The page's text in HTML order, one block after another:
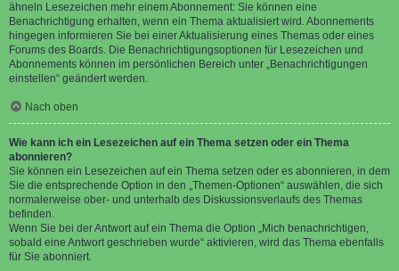
ähneln Lesezeichen mehr einem Abonnement: Sie können eine
Benachrichtigung erhalten, wenn ein Thema aktualisiert wird. Abonnements
hingegen informieren Sie bei einer Aktualisierung eines Themas oder eines
Forums des Boards. Die Benachrichtigungsoptionen für Lesezeichen und
Abonnements können im persönlichen Bereich unter „Benachrichtigungen
einstellen“ geändert werden.
Nach oben
Wie kann ich ein Lesezeichen auf ein Thema setzen oder ein Thema
abonnieren?
Sie können ein Lesezeichen auf ein Thema setzen oder es abonnieren, in dem
Sie die entsprechende Option in den „Themen-Optionen“ auswählen, die sich
normalerweise ober- und unterhalb des Diskussionsverlaufs des Themas
befinden.
Wenn Sie bei der Antwort auf ein Thema die Option „Mich benachrichtigen,
sobald eine Antwort geschrieben wurde“ aktivieren, wird das Thema ebenfalls
für Sie abonniert.